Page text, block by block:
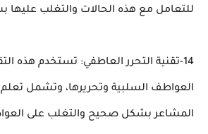
للتعامل مع هذه الحالات والتغلب
14-تقنية التحرر العاطفي: تستخدم هذه
العواطف السلبية وتحريرها، وتشمل تعلم
المشاعر بشكل صحيح والتغلب على